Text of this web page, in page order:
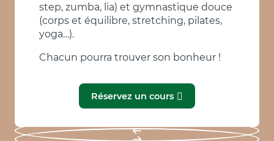
step, zumba, lia) et gymnastique douce
(corps et équilibre, stretching, pilates,
yoga…).
Chacun pourra trouver son bonheur !
Réservez un cours